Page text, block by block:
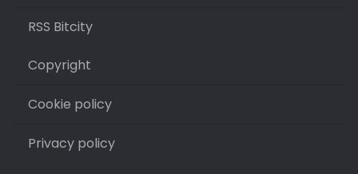
RSS Bitcity
Copyright
Cookie policy
Privacy policy